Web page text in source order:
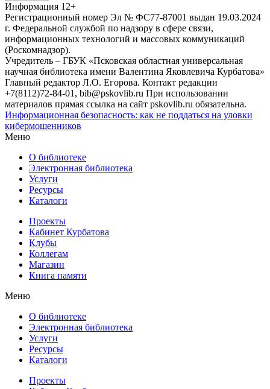
Информация 12+
Регистрационный номер Эл № ФС77-87001 выдан 19.03.2024
г. Федеральной службой по надзору в сфере связи,
информационных технологий и массовых коммуникаций
(Роскомнадзор).
Учредитель – ГБУК «Псковская областная универсальная
научная библиотека имени Валентина Яковлевича Курбатова»
Главный редактор Л.О. Егорова. Контакт редакции
+7(8112)72-84-01, bib@pskovlib.ru При использовании
материалов прямая ссылка на сайт pskovlib.ru обязательна.
Информационная безопасность: как не поддаться на уловки
кибермошенников
Меню
О библиотеке
Электронная библиотека
Услуги
Ресурсы
Каталоги
Проекты
Кабинет Курбатова
Клубы
Коллегам
Магазин
Книга памяти
Меню
О библиотеке
Электронная библиотека
Услуги
Ресурсы
Каталоги
Проекты